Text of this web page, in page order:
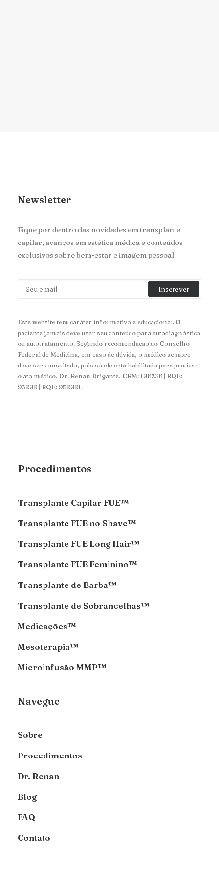
Newsletter
Fique por dentro das novidades em transplante
capilar, avanços em estética médica e conteúdos
exclusivos sobre bem-estar e imagem pessoal.
Este website tem caráter informativo e educacional. O
paciente jamais deve usar seu conteúdo para autodiagnóstico
ou autotratamento. Segundo recomendação do Conselho
Federal de Medicina, em caso de dúvida, o médico sempre
deve ser consultado, pois só ele está habilitado para praticar
o ato médico. Dr. Renan Brigante, CRM: 196236 | RQE:
95898 | RQE: 958981.
Procedimentos
Transplante Capilar FUE™
Transplante FUE no Shave™
Transplante FUE Long Hair™
Transplante FUE Feminino™
Transplante de Barba™
Transplante de Sobrancelhas™
Medicações™
Mesoterapia™
Microinfusão MMP™
Navegue
Sobre
Procedimentos
Dr. Renan
Blog
FAQ
Contato